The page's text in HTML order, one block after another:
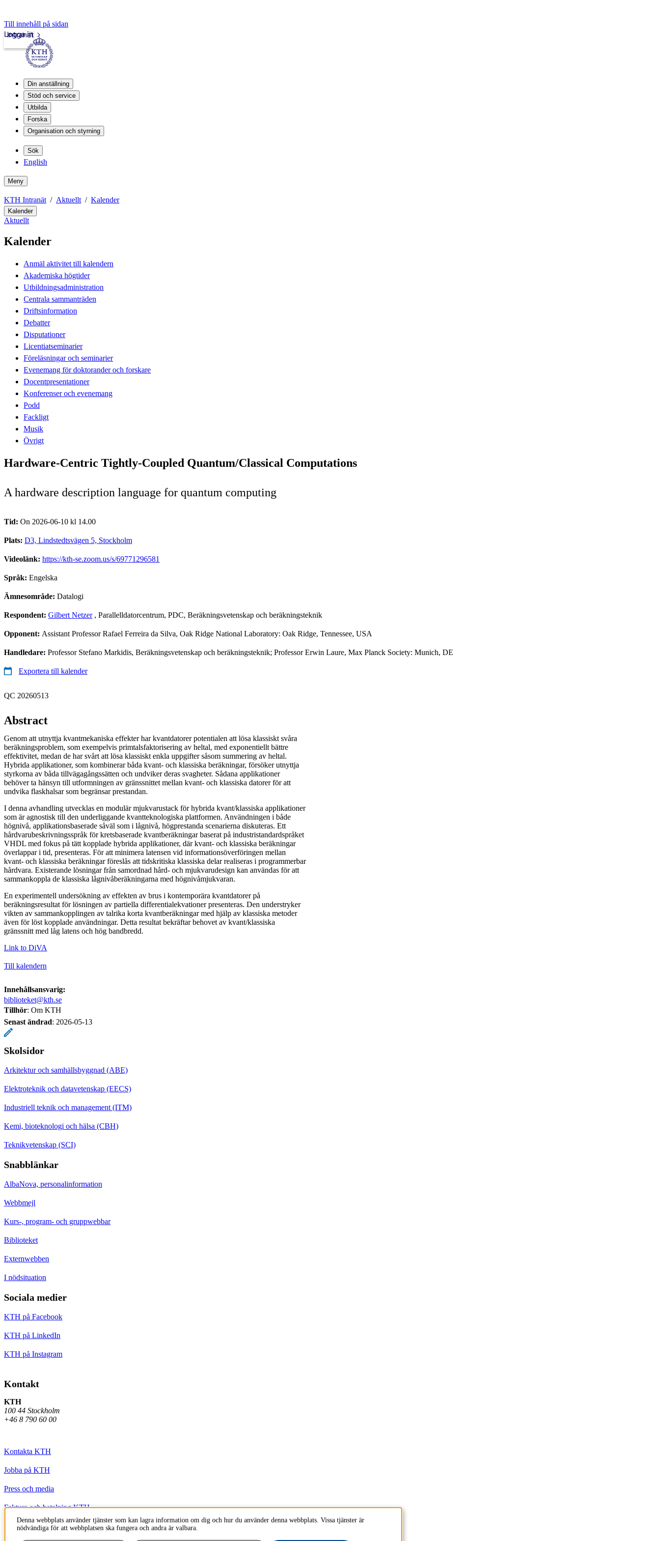
Till innehåll på sidan
Intranät
Logga in
Din anställning
Stöd och service
Utbilda
Forska
Organisation och styrning
Sök
English
Meny
KTH Intranät Aktuellt Kalender
Kalender
Aktuellt
Kalender
Anmäl aktivitet till kalendern
Akademiska högtider
Utbildningsadministration
Centrala sammanträden
Driftsinformation
Debatter
Disputationer
Licentiatseminarier
Föreläsningar och seminarier
Evenemang för doktorander och forskare
Docentpresentationer
Konferenser och evenemang
Podd
Fackligt
Musik
Övrigt
Hardware-Centric Tightly-Coupled Quantum/Classical Computations
A hardware description language for quantum computing
Tid: On 2026-06-10 kl 14.00
Plats: D3, Lindstedtsvägen 5, Stockholm
Videolänk: https://kth-se.zoom.us/s/69771296581
Språk: Engelska
Ämnesområde: Datalogi
Respondent: Gilbert Netzer, Parallelldatorcentrum, PDC, Beräkningsvetenskap och beräkningsteknik
Opponent: Assistant Professor Rafael Ferreira da Silva, Oak Ridge National Laboratory: Oak Ridge, Tennessee, USA
Handledare: Professor Stefano Markidis, Beräkningsvetenskap och beräkningsteknik; Professor Erwin Laure, Max Planck Society: Munich, DE
Exportera till kalender
QC 20260513
Abstract
Genom att utnyttja kvantmekaniska effekter har kvantdatorer potentialen att lösa klassiskt svåra
beräkningsproblem, som exempelvis primtalsfaktorisering av heltal, med exponentiellt bättre
effektivitet, medan de har svårt att lösa klassiskt enkla uppgifter såsom summering av heltal.
Hybrida applikationer, som kombinerar båda kvant- och klassiska beräkningar, försöker utnyttja
styrkorna av båda tillvägagångssätten och undviker deras svagheter. Sådana applikationer
behöver ta hänsyn till utformningen av gränssnittet mellan kvant- och klassiska datorer för att
undvika flaskhalsar som begränsar prestandan.
I denna avhandling utvecklas en modulär mjukvarustack för hybrida kvant/klassiska applikationer
som är agnostisk till den underliggande kvantteknologiska plattformen. Användningen i både
högnivå, applikationsbaserade såväl som i lågnivå, högprestanda scenarierna diskuteras. Ett
hårdvarubeskrivningsspråk för kretsbaserade kvantberäkningar baserat på industristandardspråket
VHDL med fokus på tätt kopplade hybrida applikationer, där kvant- och klassiska beräkningar
överlappar i tid, presenteras. För att minimera latensen vid informationsöverföringen mellan
kvant- och klassiska beräkningar föreslås att tidskritiska klassiska delar realiseras i programmerbar
hårdvara. Existerande lösningar från samordnad hård- och mjukvarudesign kan användas för att
sammankoppla de klassiska lågnivåberäkningarna med högnivåmjukvaran.
En experimentell undersökning av effekten av brus i kontemporära kvantdatorer på
beräkningsresultat för lösningen av partiella differentialekvationer presenteras. Den understryker
vikten av sammankopplingen av talrika korta kvantberäkningar med hjälp av klassiska metoder
även för löst kopplade användningar. Detta resultat bekräftar behovet av kvant/klassiska
gränssnitt med låg latens och hög bandbredd.
Link to DiVA
Till kalendern
Innehållsansvarig:
biblioteket@kth.se
Tillhör: Om KTH
Senast ändrad: 2026-05-13
Skolsidor
Arkitektur och samhällsbyggnad (ABE)
Elektroteknik och datavetenskap (EECS)
Industriell teknik och management (ITM)
Kemi, bioteknologi och hälsa (CBH)
Teknikvetenskap (SCI)
Snabblänkar
AlbaNova, personalinformation
Webbmejl
Kurs-, program- och gruppwebbar
Biblioteket
Externwebben
I nödsituation
Sociala medier
KTH på Facebook
KTH på LinkedIn
KTH på Instagram
Kontakt
KTH
100 44 Stockholm
+46 8 790 60 00
Kontakta KTH
Jobba på KTH
Press och media
Faktura och betalning KTH
Om KTH:s webbplatser
Denna webbplats använder tjänster som kan lagra information om dig och hur du använder denna webbplats. Vissa tjänster är
nödvändiga för att webbplatsen ska fungera och andra är valbara.